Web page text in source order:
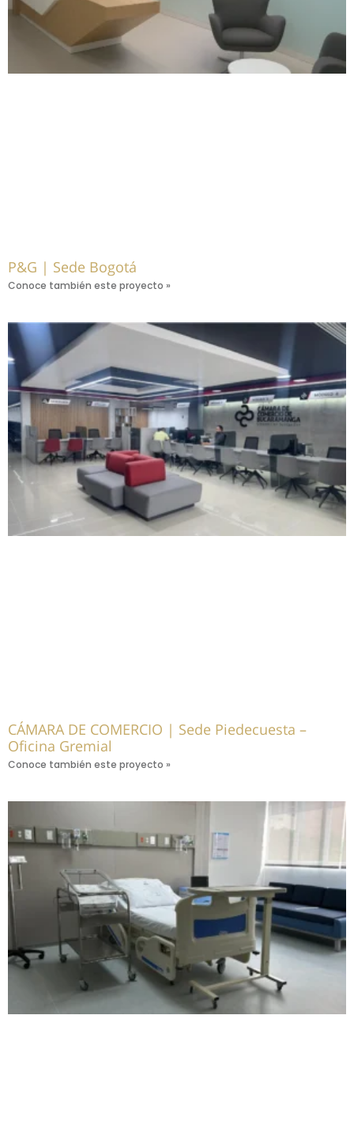
P&G | Sede Bogotá
Conoce también este proyecto »
CÁMARA DE COMERCIO | Sede Piedecuesta –
Oficina Gremial
Conoce también este proyecto »